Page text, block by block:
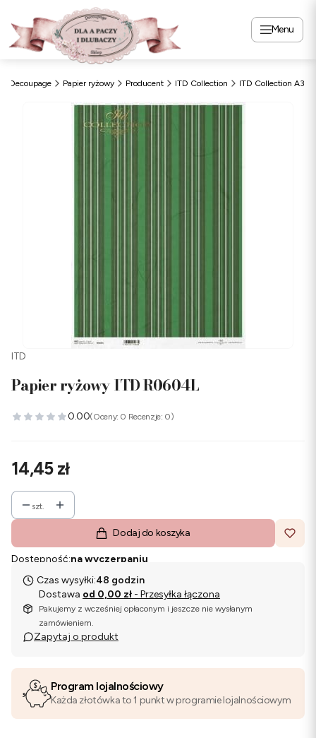
Menu
Decoupage Papier ryżowy Producent ITD Collection ITD Collection A3
ITD
Papier ryżowy ITD R0604L
0.00(Oceny: 0 Recenzje: 0)
Cena
14,45 zł
szt.
Dodaj do koszyka
Dostępność:na wyczerpaniu
Czas wysyłki:48 godzin
Dostawa od 0,00 zł - Przesyłka łączona
Pakujemy z wcześniej opłaconym i jeszcze nie wysłanym
zamówieniem.
Zapytaj o produkt
Program lojalnościowy
Każda złotówka to 1 punkt w programie lojalnościowym